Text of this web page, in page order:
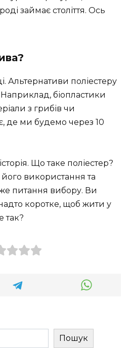
займає століття. Ось
Альтернативи поліестеру
біопластики
з грибів чи
де ми будемо через 10
Що таке поліестер?
використання та
питання вибору. Ви
коротке, щоб жити у
так?
Пошук